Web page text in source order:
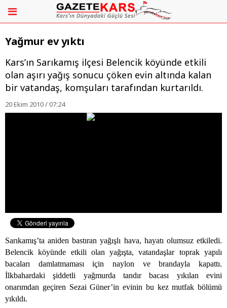
Yağmur ev yıktı
Kars’ın Sarıkamış ilçesi Belencik köyünde etkili
olan aşırı yağış sonucu çöken evin altında kalan
bir vatandaş, komşuları tarafından kurtarıldı.
20 Ekim 2010 / 07:24
Sarıkamış’ta aniden bastıran yağışlı hava, hayatı olumsuz etkiledi.
Belencik köyünde etkili olan yağışta, vatandaşlar toprak yapılı
bacaları damlatmaması için naylon ve brandayla kapattı.
İlkbahardaki şiddetli yağmurda tandır bacası yıkılan evini
onarımdan geçiren Sezai Güner’in evinin bu kez mutfak bölümü
yıkıldı.